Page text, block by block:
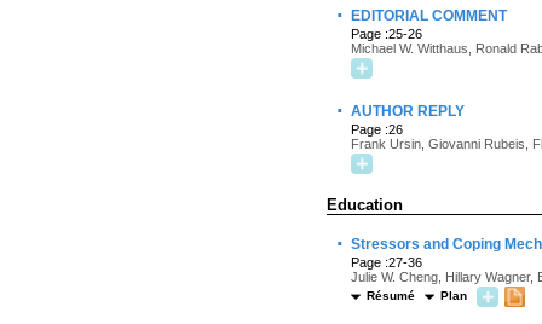
· EDITORIAL COMMENT
Page :25-26
Michael W. Witthaus, Ronald
· AUTHOR REPLY
Page :26
Frank Ursin, Giovanni Rubeis,
Education
· Stressors and Coping
Page :27-36
Julie W. Cheng, Hillary
Résumé Plan